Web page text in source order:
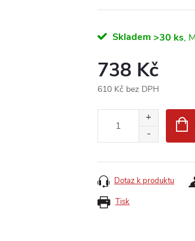
Skladem >30 ks
738 Kč
610 Kč bez DPH
Tisk
Dotaz k produktu